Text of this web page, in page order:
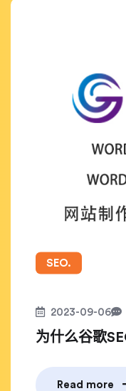
SEO.
2023-09-06
为什么谷歌
Read more